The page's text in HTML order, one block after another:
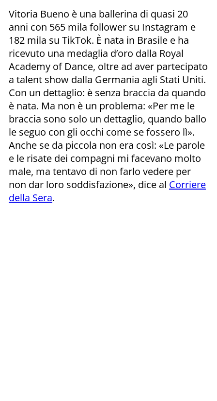
Vitoria Bueno è una ballerina di quasi 20
anni con 565 mila follower su Instagram e
182 mila su TikTok. È nata in Brasile e ha
ricevuto una medaglia d’oro dalla Royal
Academy of Dance, oltre ad aver partecipato
a talent show dalla Germania agli Stati Uniti.
Con un dettaglio: è senza braccia da quando
è nata. Ma non è un problema: «Per me le
braccia sono solo un dettaglio, quando ballo
le seguo con gli occhi come se fossero lì».
Anche se da piccola non era così: «Le parole
e le risate dei compagni mi facevano molto
male, ma tentavo di non farlo vedere per
non dar loro soddisfazione», dice al Corriere
della Sera.